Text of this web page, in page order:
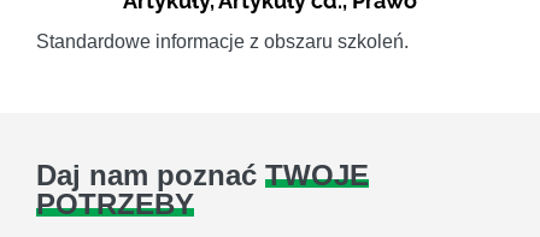
Standardowe informacje z obszaru szkoleń.
Daj nam poznać TWOJE
POTRZEBY